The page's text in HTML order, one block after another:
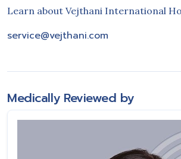
Learn about Vejthani International
service@vejthani.com
Medically Reviewed by